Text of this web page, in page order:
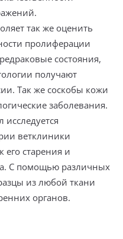
так же оценить
пролиферации
состояния,
получают
Так же соскобы кожи
заболевания.
ветклиники
его старения и
С помощью различных
из любой ткани
органов.